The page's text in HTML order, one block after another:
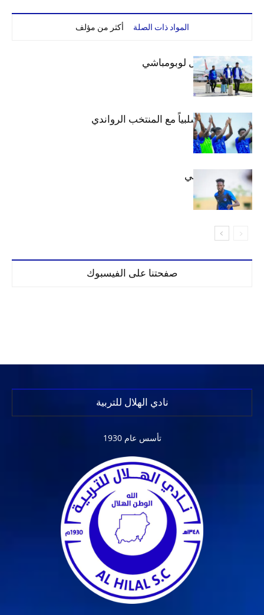
المواد ذات الصلة أكثر من مؤلف
بعثة الهلال تصل لوبومباشي
الهلال يتعادل سلبياً مع المنتخب الرواندي
إعدادياً
كنن يصل كيجالي
صفحتنا على الفيسبوك
نادي الهلال للتربية
تأسس عام 1930